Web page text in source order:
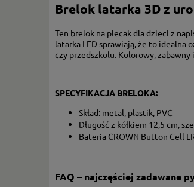
Brelok latarka 3D z
Ten brelok na plecak dla dzieci z
latarka LED sprawiają, że to idealna
czy przedszkolu. Kolorowy, zabawny
SPECYFIKACJA BRELOKA:
Skład: metal, plastik, PVC
Długość z kółkiem 12,5 cm,
Bateria CROWN Button Cell
FAQ – najczęściej zadawane